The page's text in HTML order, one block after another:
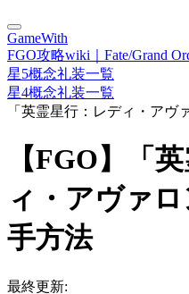
GameWith
FGO攻略wiki｜Fate/Grand
星5概念礼装一覧
星4概念礼装一覧
「英霊星行：レディ・アヴ
【FGO】「
ィ・アヴァ
手方法
最終更新: